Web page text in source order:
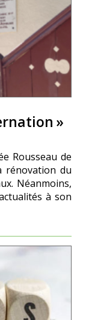
»
Rousseau de
rénovation du
Néanmoins,
à son